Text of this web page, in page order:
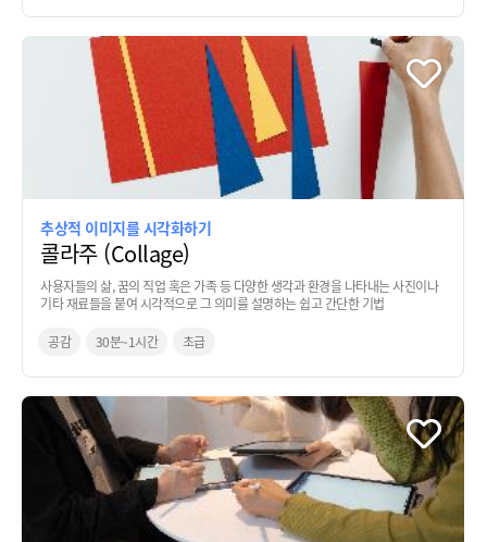
추상적 이미지를 시각화하기
콜라주 (Collage)
사용자들의 삶, 꿈의 직업 혹은 가족 등 다양한 생각과 환경을 나타내는 사진이나
기타 재료들을 붙여 시각적으로 그 의미를 설명하는 쉽고 간단한 기법
공감 30분~1시간 초급